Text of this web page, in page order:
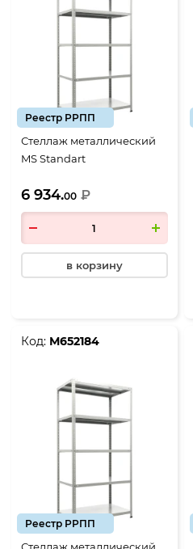
Реестр РРПП
Стеллаж металлический
MS Standart
6 934.00 ₽
в корзину
Код: М652184
Реестр РРПП